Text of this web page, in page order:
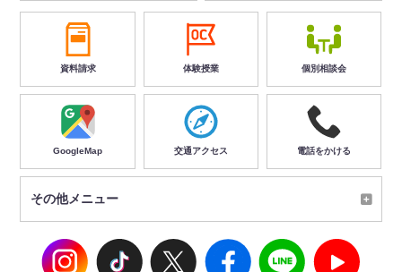
資料請求 体験授業 個別相談会
GoogleMap 交通アクセス 電話をかける
その他メニュー